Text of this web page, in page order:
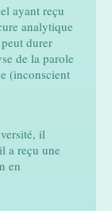
ayant reçu
analytique
durer
de la parole
(inconscient
il
a reçu une
en